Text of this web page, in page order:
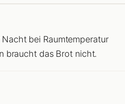
bei Raumtemperatur
braucht das Brot nicht.